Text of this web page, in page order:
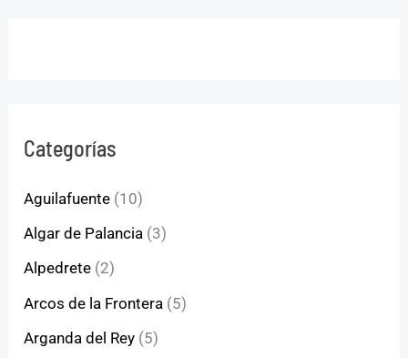
Categorías
Aguilafuente (10)
Algar de Palancia (3)
Alpedrete (2)
Arcos de la Frontera (5)
Arganda del Rey (5)